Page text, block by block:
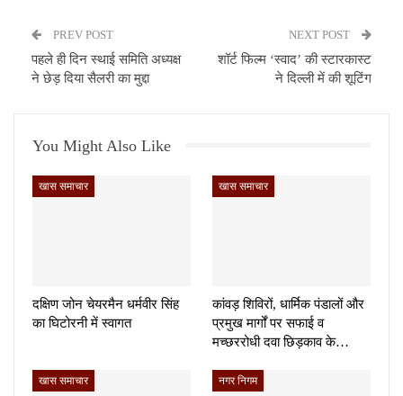
PREV POST
पहले ही दिन स्थाई समिति अध्यक्ष
ने छेड़ दिया सैलरी का मुद्दा
NEXT POST
शॉर्ट फिल्म ‘स्वाद’ की स्टारकास्ट
ने दिल्ली में की शूटिंग
You Might Also Like
खास समाचार
दक्षिण जोन चेयरमैन धर्मवीर सिंह
का घिटोरनी में स्वागत
खास समाचार
कांवड़ शिविरों, धार्मिक पंडालों और
प्रमुख मार्गों पर सफाई व
मच्छररोधी दवा छिड़काव के…
खास समाचार नगर निगम